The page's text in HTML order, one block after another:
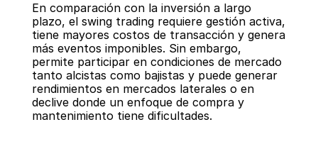
En comparación con la inversión a largo
plazo, el swing trading requiere gestión activa,
tiene mayores costos de transacción y genera
más eventos imponibles. Sin embargo,
permite participar en condiciones de mercado
tanto alcistas como bajistas y puede generar
rendimientos en mercados laterales o en
declive donde un enfoque de compra y
mantenimiento tiene dificultades.